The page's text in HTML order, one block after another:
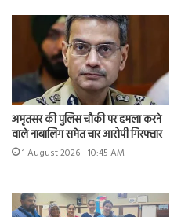
अमृतसर की पुलिस चौकी पर हमला करने
वाले नाबालिग समेत चार आरोपी गिरफ्तार
1 August 2026 - 10:45 AM